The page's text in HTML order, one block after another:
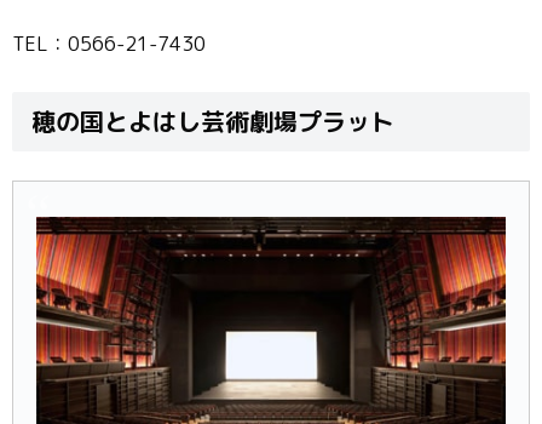
TEL：0566-21-7430
穂の国とよはし芸術劇場プラット